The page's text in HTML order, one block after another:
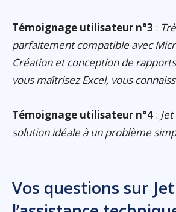
Témoignage utilisateur n°3 :
parfaitement compatible avec
Création et conception de
vous maîtrisez Excel, vous
Témoignage utilisateur n°4 :
solution idéale à un problème
Vos questions sur